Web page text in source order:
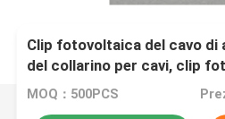
Clip fotovoltaica del cavo di
del collarino per cavi, clip
del sostegno della clip del
MOQ：500PCS